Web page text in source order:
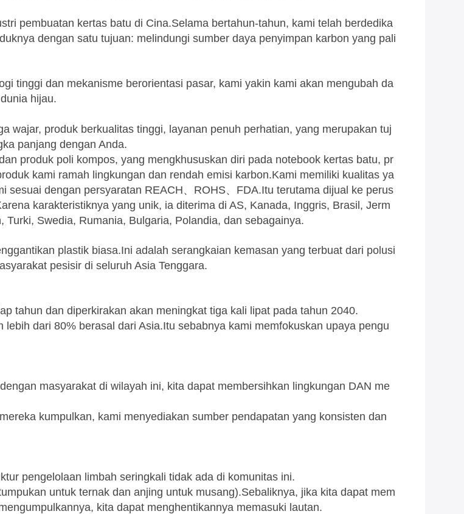
pembuatan kertas batu di Cina.Selama bertahun-tahun, kami telah berdedika
dengan satu tujuan: melindungi sumber daya penyimpan karbon yang pali
tinggi dan mekanisme berorientasi pasar, kami yakin kami akan mengubah da
hijau.
wajar, produk berkualitas tinggi, layanan penuh perhatian, yang merupakan tuj
panjang dengan Anda.
produk poli kompos, yang mengkhususkan diri pada notebook kertas batu, pr
kami ramah lingkungan dan rendah emisi karbon.Kami memiliki kualitas ya
sesuai dengan persyaratan REACH、ROHS、FDA.Itu terutama dijual ke perus
karakteristiknya yang unik, ia diterima di AS, Kanada, Inggris, Brasil, Jerm
Swedia, Rumania, Bulgaria, Polandia, dan sebagainya.
plastik biasa.Ini adalah serangkaian kemasan yang terbuat dari polusi
pesisir di seluruh Asia Tenggara.
tahun dan diperkirakan akan meningkat tiga kali lipat pada tahun 2040.
dari 80% berasal dari Asia.Itu sebabnya kami memfokuskan upaya pengu
masyarakat di wilayah ini, kita dapat membersihkan lingkungan DAN me
kumpulkan, kami menyediakan sumber pendapatan yang konsisten dan
pengelolaan limbah seringkali tidak ada di komunitas ini.
untuk ternak dan anjing untuk musang).Sebaliknya, jika kita dapat mem
kita dapat menghentikannya memasuki lautan.